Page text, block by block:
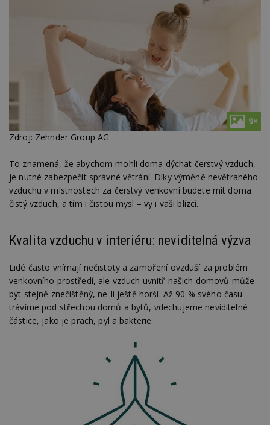
9×
Zdroj: Zehnder Group AG
To znamená, že abychom mohli doma dýchat čerstvý vzduch,
je nutné zabezpečit správné větrání. Díky výměně nevětraného
vzduchu v místnostech za čerstvý venkovní budete mít doma
čistý vzduch, a tím i čistou mysl – vy i vaši blízcí.
Kvalita vzduchu v interiéru: neviditelná výzva
Lidé často vnímají nečistoty a zamoření ovzduší za problém
venkovního prostředí, ale vzduch uvnitř našich domovů může
být stejně znečištěný, ne-li ještě horší. Až 90 % svého času
trávíme pod střechou domů a bytů, vdechujeme neviditelné
částice, jako je prach, pyl a bakterie.